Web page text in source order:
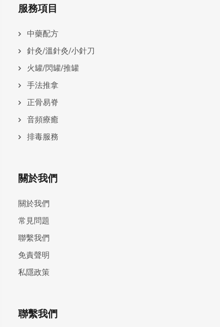
服務項目
中藥配方
針灸/溫針灸/小針刀
火罐/閃罐/推罐
手法推拿
正骨易脊
⾳頻療癒
排毒服務
關於我們
關於我們
常見問題
聯繫我們
免責聲明
私隱政策
聯繫我們